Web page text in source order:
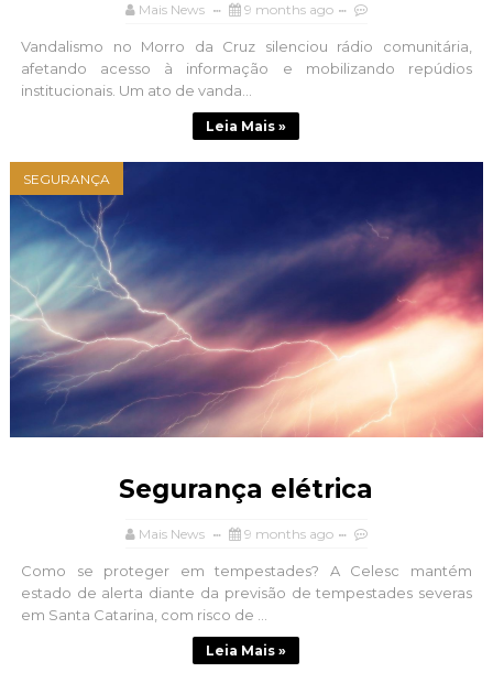
Mais News 9 months ago
Vandalismo no Morro da Cruz silenciou rádio comunitária,
afetando acesso à informação e mobilizando repúdios
institucionais. Um ato de vanda...
Leia Mais »
SEGURANÇA
Segurança elétrica
Mais News 9 months ago
Como se proteger em tempestades? A Celesc mantém
estado de alerta diante da previsão de tempestades severas
em Santa Catarina, com risco de ...
Leia Mais »